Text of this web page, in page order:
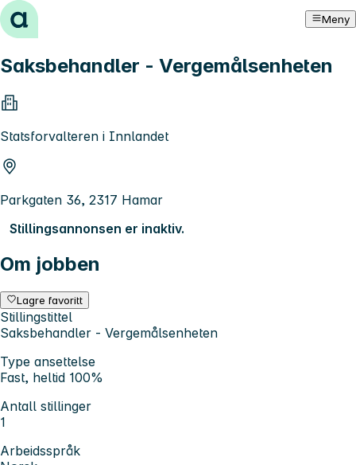
Hopp til innhold Meny
Saksbehandler - Vergemålsenheten
Statsforvalteren i Innlandet
Parkgaten 36, 2317 Hamar
Stillingsannonsen er inaktiv.
Om jobben
Lagre favoritt
Stillingstittel
Saksbehandler - Vergemålsenheten
Type ansettelse
Fast, heltid 100%
Antall stillinger
1
Arbeidsspråk